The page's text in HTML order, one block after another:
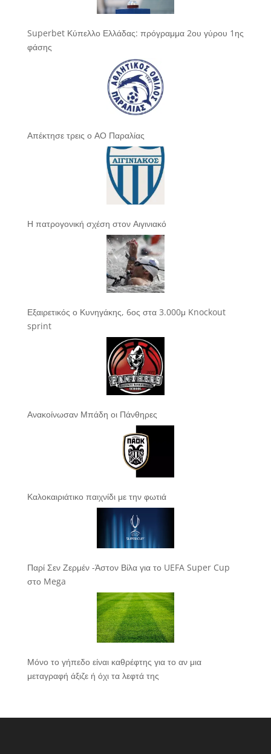
Superbet Κύπελλο Ελλάδας: πρόγραμμα 2ου γύρου 1ης
φάσης
Απέκτησε τρεις ο ΑΟ Παραλίας
Η πατρογονική σχέση στον Αιγινιακό
Εξαιρετικός ο Κυνηγάκης, 6ος στα 3.000μ Knockout
sprint
Ανακοίνωσαν Μπάδη οι Πάνθηρες
Καλοκαιριάτικο παιχνίδι με την φωτιά
Παρί Σεν Ζερμέν -Άστον Βίλα για το UEFA Super Cup
στο Mega
Μόνο το γήπεδο είναι καθρέφτης για το αν μια
μεταγραφή άξιζε ή όχι τα λεφτά της